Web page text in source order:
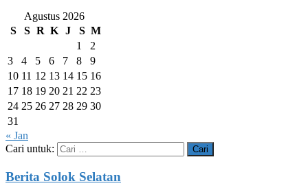
Agustus 2026
S
S R K J S M
1
2
3
4 5 6 7 8
9
10 11 12 13 14 15 16
17 18 19 20 21 22 23
24 25 26 27 28 29 30
31
« Jan
Cari untuk:
Berita Solok Selatan